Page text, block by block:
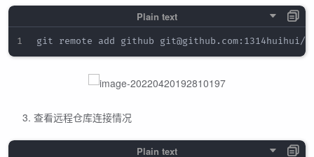
查看远程仓库连接情况